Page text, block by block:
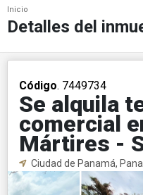
Inicio
Detalles del
Código. 7449734
Se alquila
comercial
Mártires -
Ciudad de Panamá,